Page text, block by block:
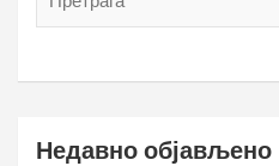
Недавно објављено